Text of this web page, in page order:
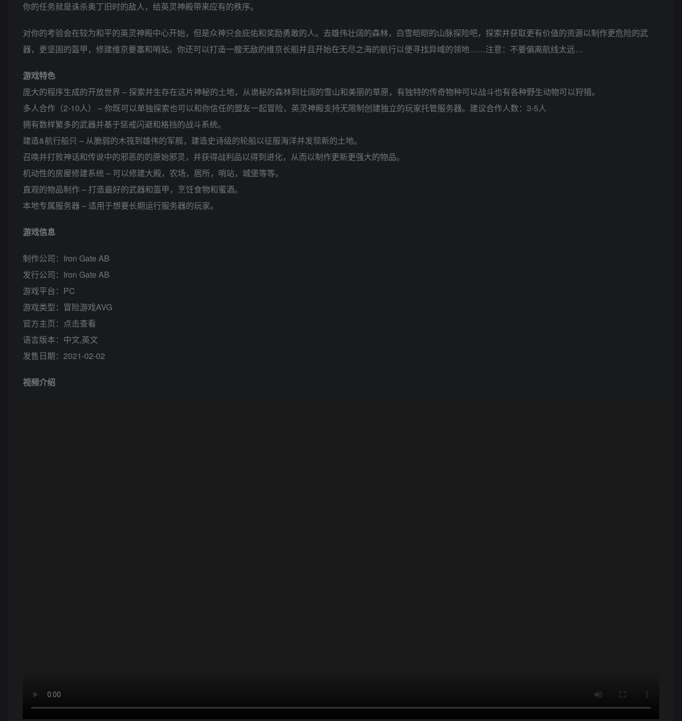
你的任务就是诛杀奥丁旧时的敌人，给英灵神殿带来应有的秩序。
对你的考验会在较为和平的英灵神殿中心开始，但是众神只会庇佑和奖励勇敢的人。去雄伟壮阔的森林，白雪皑皑的山脉探险吧，探索并获取更有价值的资源以制作更危险的武
器，更坚固的盔甲，修建维京要塞和哨站。你还可以打造一艘无敌的维京长船并且开始在无尽之海的航行以便寻找异域的领地……注意：不要偏离航线太远…
游戏特色
庞大的程序生成的开放世界 – 探索并生存在这片神秘的土地，从诡秘的森林到壮阔的雪山和美丽的草原，有独特的传奇物种可以战斗也有各种野生动物可以狩猎。
多人合作（2-10人） – 你既可以单独探索也可以和你信任的盟友一起冒险，英灵神殿支持无限制创建独立的玩家托管服务器。建议合作人数：3-5人
拥有数样繁多的武器并基于惩戒闪避和格挡的战斗系统。
建造&航行船只 – 从脆弱的木筏到雄伟的军舰，建造史诗级的轮船以征服海洋并发现新的土地。
召唤并打败神话和传说中的邪恶的的原始邪灵，并获得战利品以得到进化，从而以制作更新更强大的物品。
机动性的房屋修建系统 – 可以修建大殿，农场，居所，哨站，城堡等等。
直观的物品制作 – 打造最好的武器和盔甲，烹饪食物和蜜酒。
本地专属服务器 – 适用于想要长期运行服务器的玩家。
游戏信息
制作公司：Iron Gate AB
发行公司：Iron Gate AB
游戏平台：PC
游戏类型：冒险游戏AVG
官方主页：点击查看
语言版本：中文,英文
发售日期：2021-02-02
视频介绍